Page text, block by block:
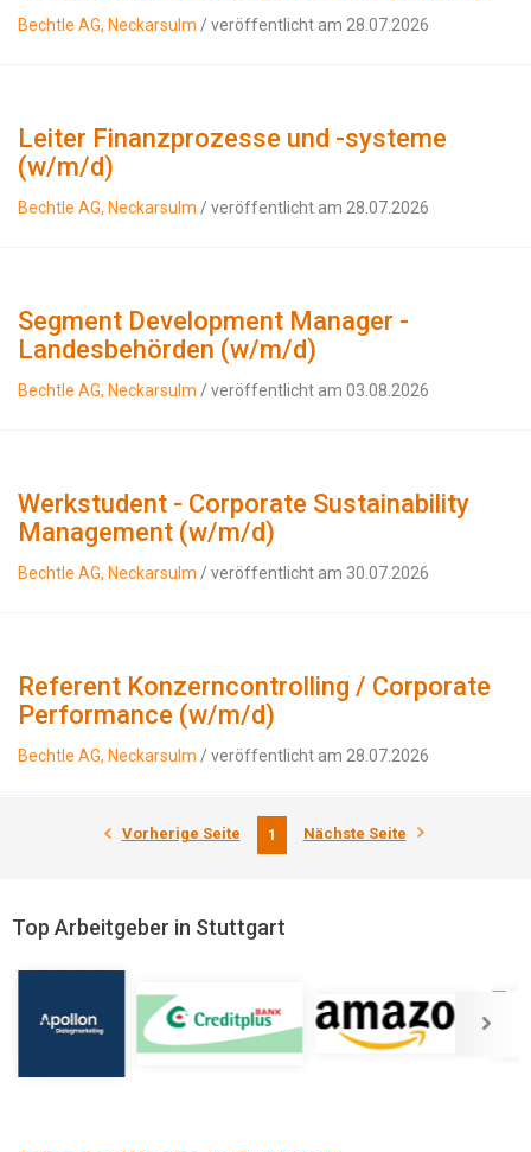
Bechtle AG, Neckarsulm / veröffentlicht am 28.07.2026
Leiter Finanzprozesse und -systeme
(w/m/d)
Bechtle AG, Neckarsulm / veröffentlicht am 28.07.2026
Segment Development Manager -
Landesbehörden (w/m/d)
Bechtle AG, Neckarsulm / veröffentlicht am 03.08.2026
Werkstudent - Corporate Sustainability
Management (w/m/d)
Bechtle AG, Neckarsulm / veröffentlicht am 30.07.2026
Referent Konzerncontrolling / Corporate
Performance (w/m/d)
Bechtle AG, Neckarsulm / veröffentlicht am 28.07.2026
Vorherige Seite 1 Nächste Seite
Top Arbeitgeber in Stuttgart